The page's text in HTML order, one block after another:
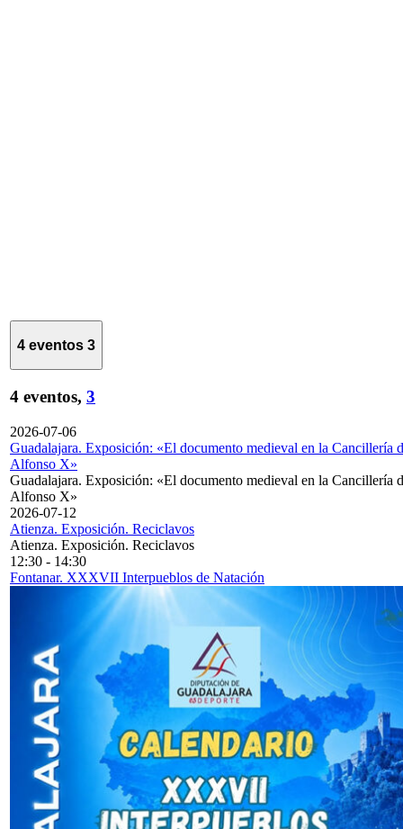
4 eventos 3
4 eventos, 3
2026-07-06
Guadalajara. Exposición: «El documento medieval en la Cancillería
Alfonso X»
Guadalajara. Exposición: «El documento medieval en la Cancillería
Alfonso X»
2026-07-12
Atienza. Exposición. Reciclavos
Atienza. Exposición. Reciclavos
12:30 - 14:30
Fontanar. XXXVII Interpueblos de Natación